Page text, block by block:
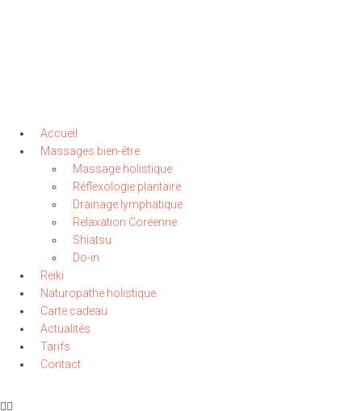
Accueil
Massages bien-être
Massage holistique
Réflexologie plantaire
Drainage lymphatique
Relaxation Coréenne
Shiatsu
Do-in
Reiki
Naturopathe holistique
Carte cadeau
Actualités
Tarifs
Contact